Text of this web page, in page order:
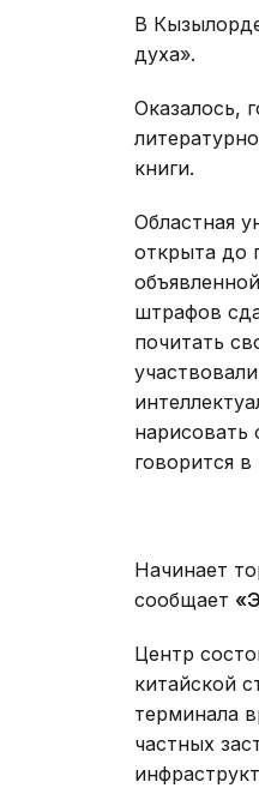
В
духа».
Оказалось,
книги.
Областная
открыта до
штрафов
почитать
говорится
Начинает
сообщает
Центр
китайской
терминала
частных